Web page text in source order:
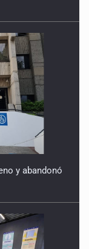
y abandonó